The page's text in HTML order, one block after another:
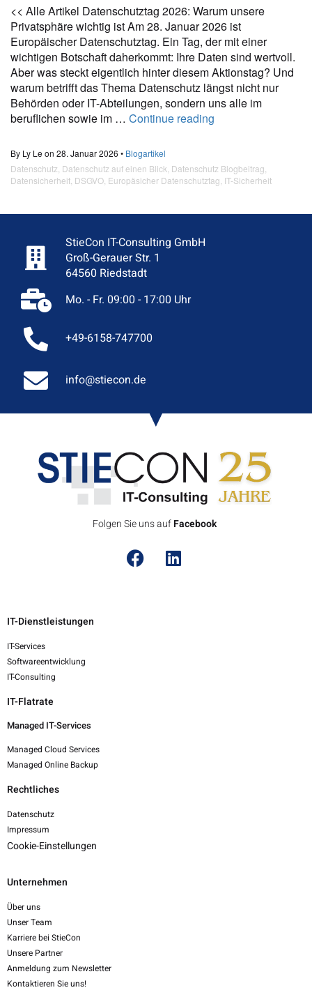
<< Alle Artikel Datenschutztag 2026: Warum unsere
Privatsphäre wichtig ist Am 28. Januar 2026 ist
Europäischer Datenschutztag. Ein Tag, der mit einer
wichtigen Botschaft daherkommt: Ihre Daten sind wertvoll.
Aber was steckt eigentlich hinter diesem Aktionstag? Und
warum betrifft das Thema Datenschutz längst nicht nur
Behörden oder IT-Abteilungen, sondern uns alle im
beruflichen sowie im … Continue reading
By Ly Le on 28. Januar 2026 • Blogartikel
Datenschutz Datenschutz auf einen Blick Datenschutz Blogbeitrag
Datensicherheit DSGVO Europäsicher Datenschutztag IT-Sicherheit
StieCon IT-Consulting GmbH
Groß-Gerauer Str. 1
64560 Riedstadt
Mo. - Fr. 09:00 - 17:00 Uhr
+49-6158-747700
info@stiecon.de
Folgen Sie uns auf Facebook
IT-Dienstleistungen
IT-Services
Softwareentwicklung
IT-Consulting
IT-Flatrate
Managed IT-Services
Managed Cloud Services
Managed Online Backup
Rechtliches
Datenschutz
Impressum
Cookie-Einstellungen
Unternehmen
Über uns
Unser Team
Karriere bei StieCon
Unsere Partner
Anmeldung zum Newsletter
Kontaktieren Sie uns!